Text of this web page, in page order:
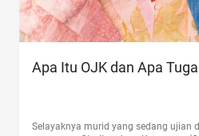
Apa Itu OJK dan Apa
Selayaknya murid yang sedang ujian